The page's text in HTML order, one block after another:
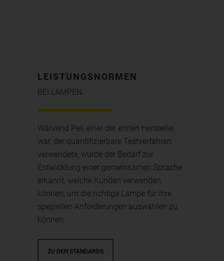
LEISTUNGSNORMEN
BEI LAMPEN
Während Peli einer der ersten Hersteller
war, der quantifizierbare Testverfahren
verwendete, wurde der Bedarf zur
Entwicklung einer gemeinsamen Sprache
erkannt, welche Kunden verwenden
können, um die richtige Lampe für ihre
speziellen Anforderungen auswählen zu
können.
ZU DEN STANDARDS